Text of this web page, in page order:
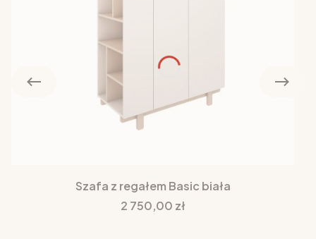
Szafa z regałem Basic biała
Cena
2 750,00 zł